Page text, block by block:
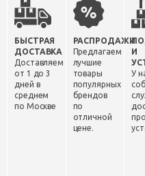
БЫСТРАЯ
ДОСТАВКА
Доставляем
от 1 до 3
дней в
среднем
по Москве
РАСПРОДАЖИ
Предлагаем
лучшие
товары
популярных
брендов
по
отличной
цене.
И
У